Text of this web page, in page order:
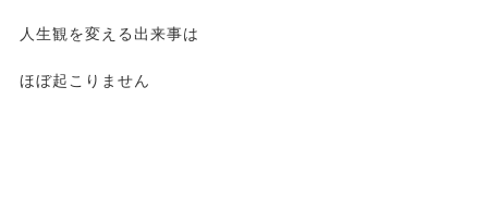
人生観を変える出来事は
ほぼ起こりません